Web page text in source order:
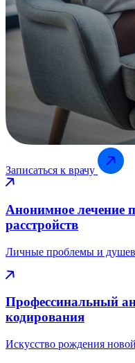
Записаться к врачу
Анонимное лечение
расстройств
Личные проблемы и
Профессинальный
кодирования
Искусство рождения